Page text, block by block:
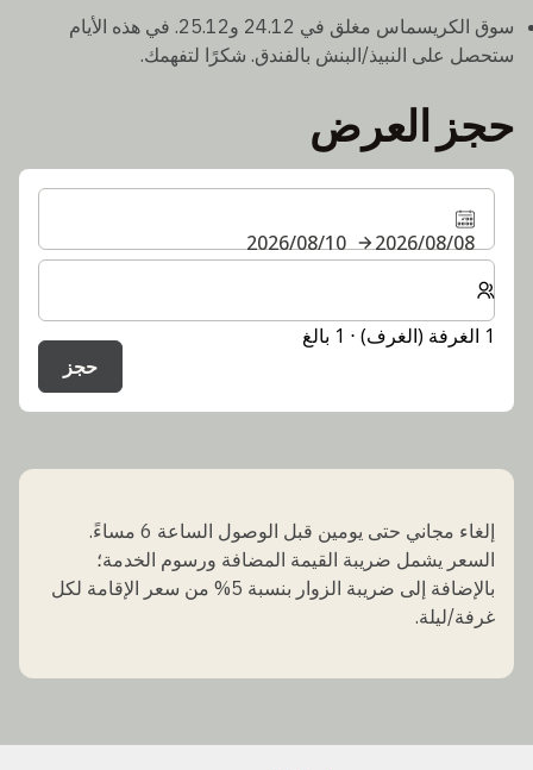
سوق الكريسماس مغلق في 24.12 و25.12. في هذه الأيام
ستحصل على النبيذ/البنش بالفندق. شكرًا لتفهمك.
حجز العرض
08‏/08‏/2026
10‏/08‏/2026
حدد عدد الغرف والضيوف لإقامتك
1 الغرفة (الغرف) ⋅ 1 بالغ
حجز
إلغاء مجاني حتى يومين قبل الوصول الساعة 6 مساءً.
السعر يشمل ضريبة القيمة المضافة ورسوم الخدمة؛
بالإضافة إلى ضريبة الزوار بنسبة 5% من سعر الإقامة لكل
غرفة/ليلة.